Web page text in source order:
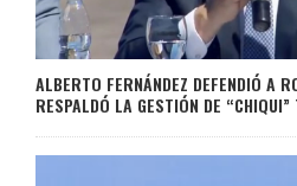
ALBERTO FERNÁNDEZ DEFENDIÓ A
RESPALDÓ LA GESTIÓN DE “CHIQUI”